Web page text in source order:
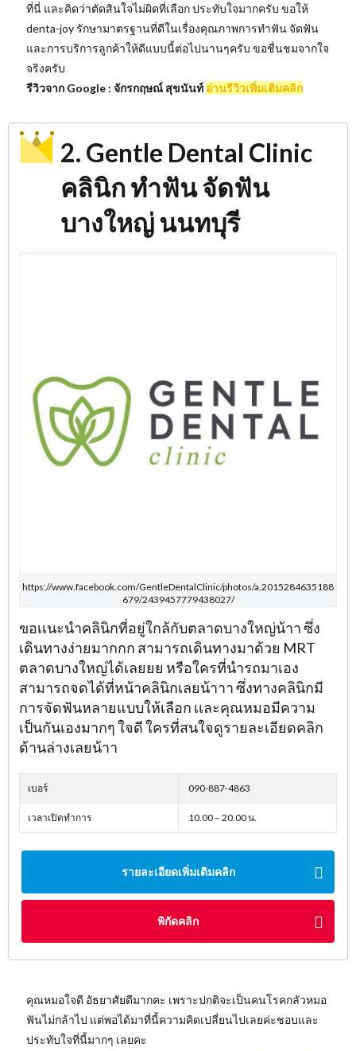
ที่นี่ และคิดว่าตัดสินใจไม่ผิดที่เลือก ประทับใจมากครับ ขอให้
denta-joy รักษามาตรฐานที่ดีในเรื่องคุณภาพการทำฟัน จัดฟัน
และการบริการลูกค้าให้ดีแบบนี้ต่อไปนานๆครับ ขอชื่นชมจากใจ
จริงครับ
รีวิวจาก Google : จักรกฤษณ์ สุขนันท์ อ่านรีวิวเพิ่มเติมคลิก
2. Gentle Dental Clinic
คลินิก ทำฟัน จัดฟัน
บางใหญ่ นนทบุรี
https://www.facebook.com/GentleDentalClinic/photos/a.2015284635188
679/2439457779438027/
ขอเเนะนำคลินิกที่อยู่ใกล้กับตลาดบางใหญ่น้าา ซึ่ง
เดินทางง่ายมากกก สามารถเดินทางมาด้วย MRT
ตลาดบางใหญ่ได้เลยยย หรือใครที่นำรถมาเอง
สามารถจดได้ที่หน้าคลินิกเลยน้าาา ซึ่งทางคลินิกมี
การจัดฟันหลายแบบให้เลือก เเละคุณหมอมีความ
เป็นกันเองมากๆ ใจดี ใครที่สนใจดูรายละเอียดคลิก
ด้านล่างเลยน้าา
เบอร์ 090-887-4863
เวลาเปิดทำการ 10.00 – 20.00 น.
รายละเอียดเพิ่มเติมคลิก
พิกัดคลิก
คุณหมอใจดี อัธยาศัยดีมากคะ เพราะปกติจะเป็นคนโรคกลัวหมอ
ฟันไม่กล้าไป แต่พอได้มาที่นี้ความคิดเปลี่ยนไปเลยค่ะชอบและ
ประทับใจที่นี้มากๆ เลยคะ